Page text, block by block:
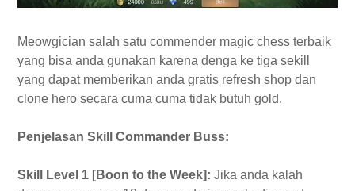
Meowgician salah satu commender magic chess terbaik
yang bisa anda gunakan karena denga ke tiga sekill
yang dapat memberikan anda gratis refresh shop dan
clone hero secara cuma cuma tidak butuh gold.
Penjelasan Skill Commander Buss:
Skill Level 1 [Boon to the Week]: Jika anda kalah